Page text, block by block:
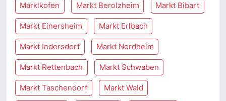
Marklkofen Markt Berolzheim Markt Bibart
Markt Einersheim Markt Erlbach
Markt Indersdorf Markt Nordheim
Markt Rettenbach Markt Schwaben
Markt Taschendorf Markt Wald